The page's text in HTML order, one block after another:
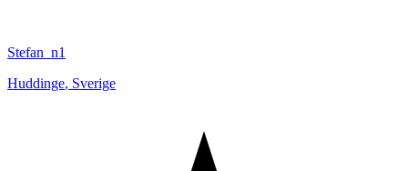
Stefan_n1
Huddinge, Sverige